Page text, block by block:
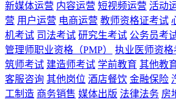
新媒体运营 内容运营 短视频运营 活动
营 用户运营 电商运营 教师资格证考试
机考试 司法考试 研究生考试 公务员考
管理师职业资格（PMP）
执业医师资格
筑师考试 建造师考试 学前教育 其他教
客服咨询 其他岗位 酒店餐饮 金融保险
工制造 商务销售 媒体出版 法律法务 房